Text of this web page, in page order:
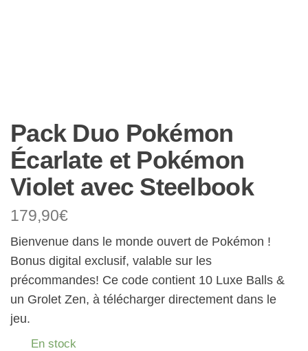
Pack Duo Pokémon
Écarlate et Pokémon
Violet avec Steelbook
179,90€
Bienvenue dans le monde ouvert de Pokémon !
Bonus digital exclusif, valable sur les
précommandes! Ce code contient 10 Luxe Balls &
un Grolet Zen, à télécharger directement dans le
jeu.
En stock